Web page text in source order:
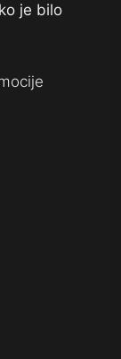
je bilo